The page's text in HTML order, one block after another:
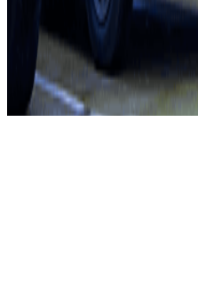
Privacybeleid
Whistleblowing
©2026 Parclick. All rights reserved